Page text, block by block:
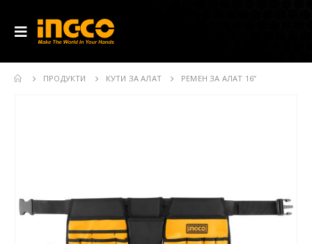
ПРОДУКТИ КУТИ ЗА АЛАТ РЕМЕН ЗА АЛАТ 16’’